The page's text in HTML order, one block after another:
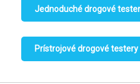
Jednoduché drogové
Prístrojové drogové testery